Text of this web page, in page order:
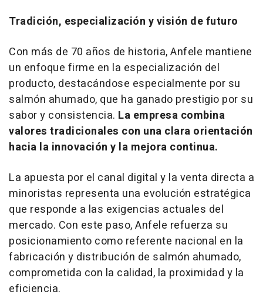
Tradición, especialización y visión de futuro
Con más de 70 años de historia, Anfele mantiene
un enfoque firme en la especialización del
producto, destacándose especialmente por su
salmón ahumado, que ha ganado prestigio por su
sabor y consistencia. La empresa combina
valores tradicionales con una clara orientación
hacia la innovación y la mejora continua.
La apuesta por el canal digital y la venta directa a
minoristas representa una evolución estratégica
que responde a las exigencias actuales del
mercado. Con este paso, Anfele refuerza su
posicionamiento como referente nacional en la
fabricación y distribución de salmón ahumado,
comprometida con la calidad, la proximidad y la
eficiencia.